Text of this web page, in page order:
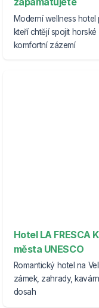
Moderní wellness
kteří chtějí spojit
komfortní zázemí
Hotel LA
města UNESCO
Romantický hotel na
zámek, zahrady,
dosah